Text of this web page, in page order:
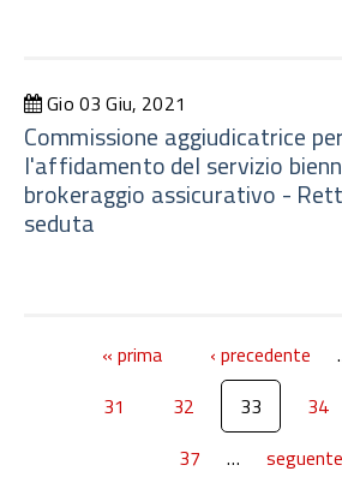
Gio 03 Giu, 2021
Commissione aggiudicatrice per
l'affidamento del servizio
brokeraggio assicurativo -
seduta
« prima ‹ precedente
31
32 33 34
37
…